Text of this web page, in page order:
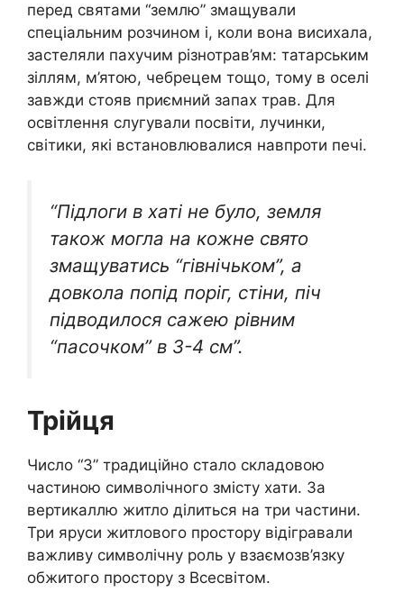
перед святами “землю” змащували
спеціальним розчином і, коли вона висихала,
застеляли пахучим різнотрав’ям: татарським
зіллям, м’ятою, чебрецем тощо, тому в оселі
завжди стояв приємний запах трав. Для
освітлення слугували посвіти, лучинки,
світики, які встановлювалися навпроти печі.
“Підлоги в хаті не було, земля
також могла на кожне свято
змащуватись “гівнічьком”, а
довкола попід поріг, стіни, піч
підводилося сажею рівним
“пасочком” в 3-4 см”.
Трійця
Число “3” традиційно стало складовою
частиною символічного змісту хати. За
вертикаллю житло ділиться на три частини.
Три яруси житлового простору відігравали
важливу символічну роль у взаємозв’язку
обжитого простору з Всесвітом.